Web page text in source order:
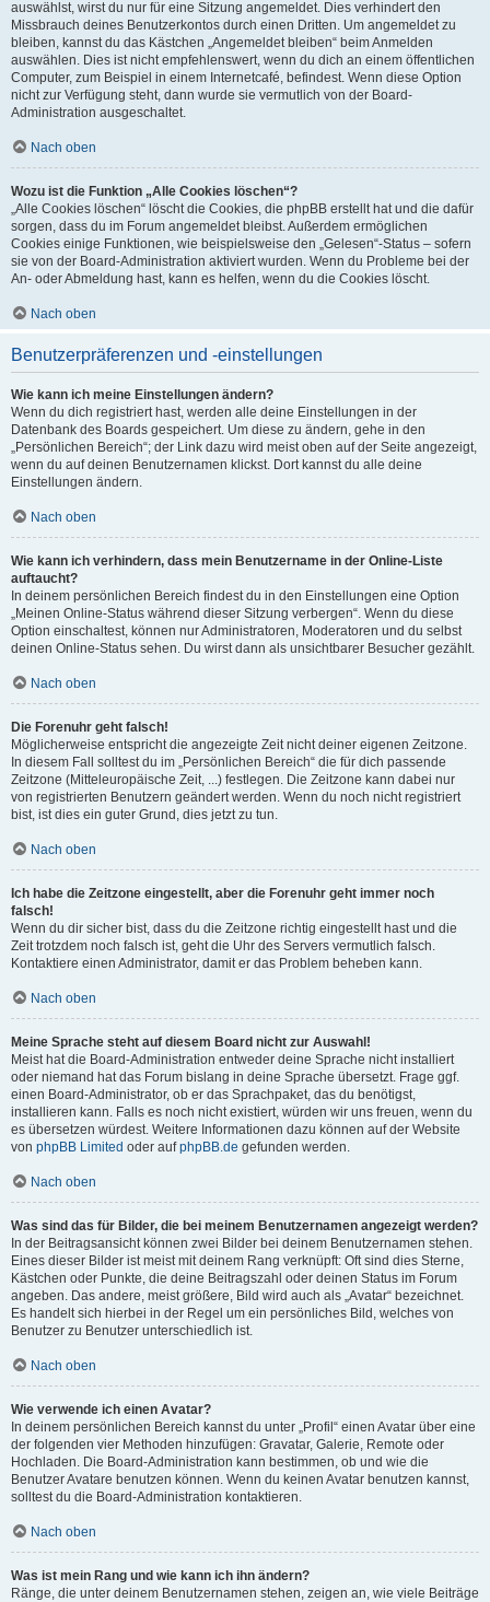
auswählst, wirst du nur für eine Sitzung angemeldet. Dies verhindert den
Missbrauch deines Benutzerkontos durch einen Dritten. Um angemeldet zu
bleiben, kannst du das Kästchen „Angemeldet bleiben“ beim Anmelden
auswählen. Dies ist nicht empfehlenswert, wenn du dich an einem öffentlichen
Computer, zum Beispiel in einem Internetcafé, befindest. Wenn diese Option
nicht zur Verfügung steht, dann wurde sie vermutlich von der Board-
Administration ausgeschaltet.
Nach oben
Wozu ist die Funktion „Alle Cookies löschen“?
„Alle Cookies löschen“ löscht die Cookies, die phpBB erstellt hat und die dafür
sorgen, dass du im Forum angemeldet bleibst. Außerdem ermöglichen
Cookies einige Funktionen, wie beispielsweise den „Gelesen“-Status – sofern
sie von der Board-Administration aktiviert wurden. Wenn du Probleme bei der
An- oder Abmeldung hast, kann es helfen, wenn du die Cookies löscht.
Nach oben
Benutzerpräferenzen und -einstellungen
Wie kann ich meine Einstellungen ändern?
Wenn du dich registriert hast, werden alle deine Einstellungen in der
Datenbank des Boards gespeichert. Um diese zu ändern, gehe in den
„Persönlichen Bereich“; der Link dazu wird meist oben auf der Seite angezeigt,
wenn du auf deinen Benutzernamen klickst. Dort kannst du alle deine
Einstellungen ändern.
Nach oben
Wie kann ich verhindern, dass mein Benutzername in der Online-Liste
auftaucht?
In deinem persönlichen Bereich findest du in den Einstellungen eine Option
„Meinen Online-Status während dieser Sitzung verbergen“. Wenn du diese
Option einschaltest, können nur Administratoren, Moderatoren und du selbst
deinen Online-Status sehen. Du wirst dann als unsichtbarer Besucher gezählt.
Nach oben
Die Forenuhr geht falsch!
Möglicherweise entspricht die angezeigte Zeit nicht deiner eigenen Zeitzone.
In diesem Fall solltest du im „Persönlichen Bereich“ die für dich passende
Zeitzone (Mitteleuropäische Zeit, ...) festlegen. Die Zeitzone kann dabei nur
von registrierten Benutzern geändert werden. Wenn du noch nicht registriert
bist, ist dies ein guter Grund, dies jetzt zu tun.
Nach oben
Ich habe die Zeitzone eingestellt, aber die Forenuhr geht immer noch
falsch!
Wenn du dir sicher bist, dass du die Zeitzone richtig eingestellt hast und die
Zeit trotzdem noch falsch ist, geht die Uhr des Servers vermutlich falsch.
Kontaktiere einen Administrator, damit er das Problem beheben kann.
Nach oben
Meine Sprache steht auf diesem Board nicht zur Auswahl!
Meist hat die Board-Administration entweder deine Sprache nicht installiert
oder niemand hat das Forum bislang in deine Sprache übersetzt. Frage ggf.
einen Board-Administrator, ob er das Sprachpaket, das du benötigst,
installieren kann. Falls es noch nicht existiert, würden wir uns freuen, wenn du
es übersetzen würdest. Weitere Informationen dazu können auf der Website
von phpBB Limited oder aufphpBB.de gefunden werden.
Nach oben
Was sind das für Bilder, die bei meinem Benutzernamen angezeigt werden?
In der Beitragsansicht können zwei Bilder bei deinem Benutzernamen stehen.
Eines dieser Bilder ist meist mit deinem Rang verknüpft: Oft sind dies Sterne,
Kästchen oder Punkte, die deine Beitragszahl oder deinen Status im Forum
angeben. Das andere, meist größere, Bild wird auch als „Avatar“ bezeichnet.
Es handelt sich hierbei in der Regel um ein persönliches Bild, welches von
Benutzer zu Benutzer unterschiedlich ist.
Nach oben
Wie verwende ich einen Avatar?
In deinem persönlichen Bereich kannst du unter „Profil“ einen Avatar über eine
der folgenden vier Methoden hinzufügen: Gravatar, Galerie, Remote oder
Hochladen. Die Board-Administration kann bestimmen, ob und wie die
Benutzer Avatare benutzen können. Wenn du keinen Avatar benutzen kannst,
solltest du die Board-Administration kontaktieren.
Nach oben
Was ist mein Rang und wie kann ich ihn ändern?
Ränge, die unter deinem Benutzernamen stehen, zeigen an, wie viele Beiträge